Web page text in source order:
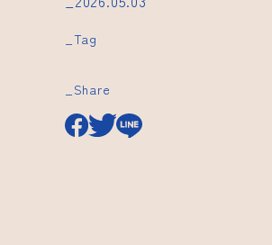
_Tag
_Share